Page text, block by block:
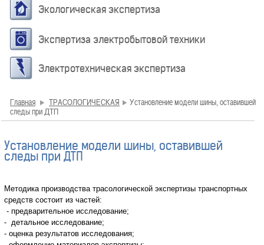
Экологическая экспертиза
Экспертиза электробытовой техники
Электротехническая экспертиза
Главная ТРАСОЛОГИЧЕСКАЯ
Установление модели шины, оставившей
следы при ДТП
Установление модели шины, оставившей
следы при ДТП
Методика производства трасологической экспертизы транспортных
средств состоит из частей:
- предварительное исследование;
- детальное исследование;
- оценка результатов исследования;